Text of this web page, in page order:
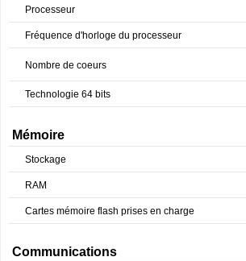
Processeur
Fréquence d'horloge du processeur
Nombre de coeurs
Technologie 64 bits
Mémoire
Stockage
RAM
Cartes mémoire flash prises en charge
Communications